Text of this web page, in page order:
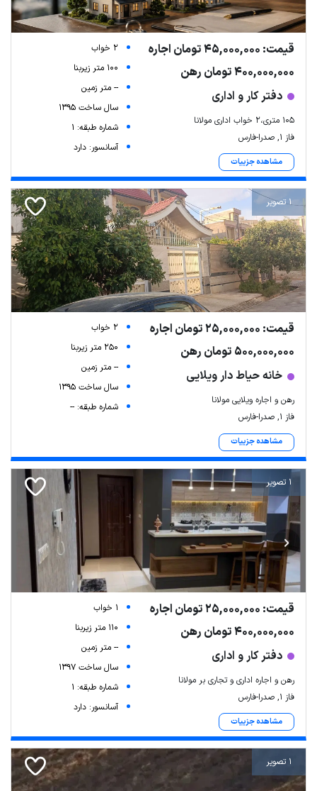
قیمت: 45,000,000 تومان اجاره
400,000,000 تومان رهن
دفتر کار و اداری
105 متری،۲ خواب اداری مولانا
فاز ۱, صدرا-فارس
مشاهده جزییات
2 خواب
100 متر زیربنا
-- متر زمین
سال ساخت 1395
شماره طبقه: 1
آسانسور: دارد
1 تصویر
قیمت: 25,000,000 تومان اجاره
500,000,000 تومان رهن
خانه حیاط دار ویلایی
رهن و اجاره ویلایی مولانا
فاز ۱, صدرا-فارس
مشاهده جزییات
2 خواب
250 متر زیربنا
-- متر زمین
سال ساخت 1395
شماره طبقه: --
1 تصویر
قیمت: 25,000,000 تومان اجاره
400,000,000 تومان رهن
دفتر کار و اداری
رهن و اجاره اداری و تجاری بر مولانا
فاز ۱, صدرا-فارس
مشاهده جزییات
1 خواب
110 متر زیربنا
-- متر زمین
سال ساخت 1397
شماره طبقه: 1
آسانسور: دارد
1 تصویر